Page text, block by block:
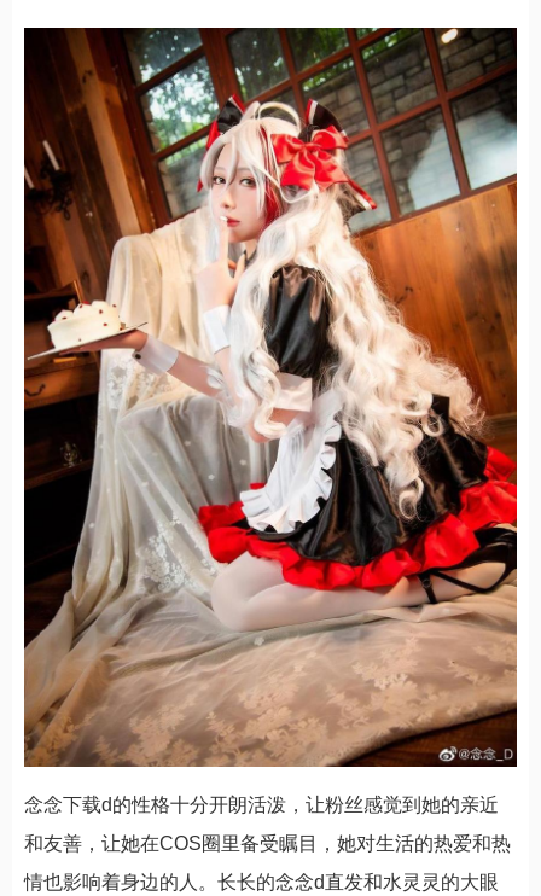
念念下载d的性格十分开朗活泼，让粉丝感觉到她的亲近
和友善，让她在COS圈里备受瞩目，她对生活的热爱和热
情也影响着身边的人。长长的念念d直发和水灵灵的大眼